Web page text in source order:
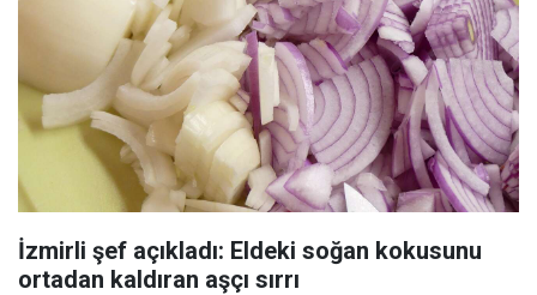
İzmirli şef açıkladı: Eldeki soğan kokusunu
ortadan kaldıran aşçı sırrı